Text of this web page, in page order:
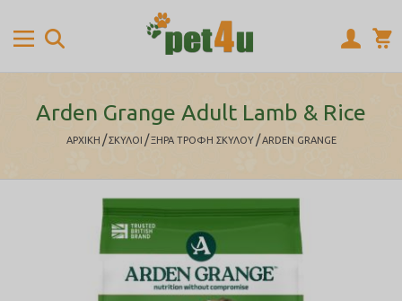
Arden Grange Adult Lamb & Rice
ΑΡΧΙΚΉ / ΣΚΥΛΟΙ / ΞΗΡΑ ΤΡΟΦΗ ΣΚΥΛΟΥ / ARDEN GRANGE